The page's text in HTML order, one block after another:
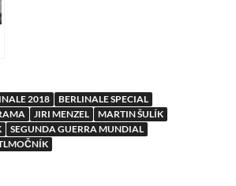
2018
BERLINALE SPECIAL
JIRI MENZEL
MARTIN ŠULÍK
SEGUNDA GUERRA MUNDIAL